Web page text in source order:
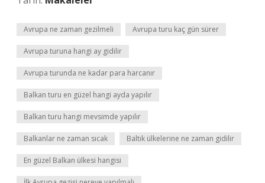
Avrupa ne zaman gezilmeli Avrupa turu kaç gün sürer
Avrupa turuna hangi ay gidilir
Avrupa turunda ne kadar para harcanır
Balkan turu en güzel hangi ayda yapılır
Balkan turu hangi mevsimde yapılır
Balkanlar ne zaman sıcak Baltık ülkelerine ne zaman gidilir
En güzel Balkan ülkesi hangisi